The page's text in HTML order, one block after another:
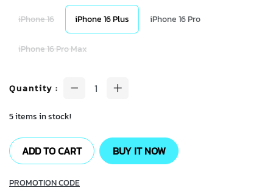
iPhone 16 iPhone 16 Plus iPhone 16 Pro
iPhone 16 Pro Max
Quantity :
5 items in stock!
ADD TO CART BUY IT NOW
PROMOTION CODE